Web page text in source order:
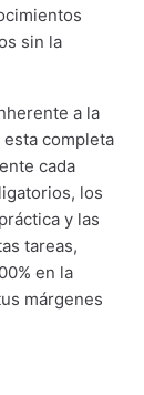
sin la
a la
completa
cada
los
y las
tareas,
en la
márgenes